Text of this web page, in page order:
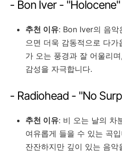
- Bon Iver - "Holocene"
추천 이유: Bon Iver의 음악
으면 더욱 감동적으로 다
가 오는 풍경과 잘 어울리
감성을 자극합니다.
- Radiohead - "No
추천 이유: 비 오는 날의 차
여유롭게 들을 수 있는 곡
잔잔하지만 깊이 있는 음